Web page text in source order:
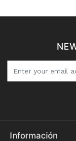
Información